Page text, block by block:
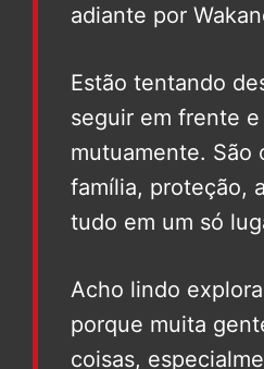
adiante por
Estão tentando
seguir em frente
mutuamente. São
família, proteção,
tudo em um só
Acho lindo
porque muita
coisas,